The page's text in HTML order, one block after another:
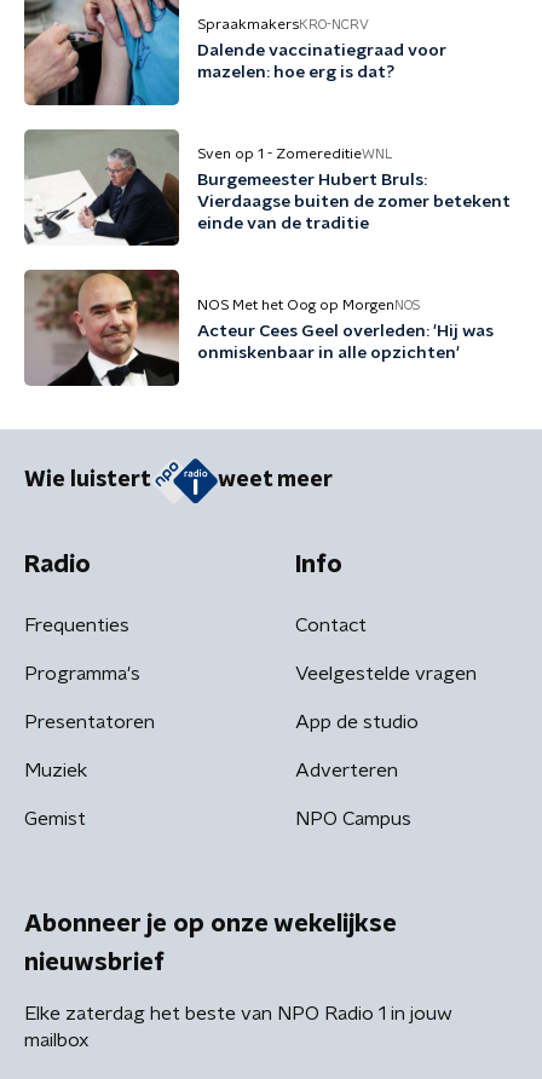
SpraakmakersKRO-NCRV
Dalende vaccinatiegraad voor
mazelen: hoe erg is dat?
Sven op 1 - ZomereditieWNL
Burgemeester Hubert Bruls:
Vierdaagse buiten de zomer betekent
einde van de traditie
NOS Met het Oog op Morgen NOS
Acteur Cees Geel overleden: 'Hij was
onmiskenbaar in alle opzichten'
Wie luistert weet meer
Radio
Frequenties
Programma's
Presentatoren
Muziek
Gemist
Info
Contact
Veelgestelde vragen
App de studio
Adverteren
NPO Campus
Abonneer je op onze wekelijkse
nieuwsbrief
Elke zaterdag het beste van NPO Radio 1 in jouw
mailbox